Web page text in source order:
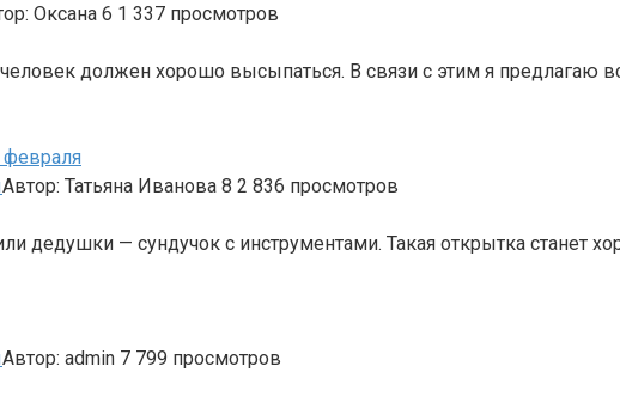
Оксана 6 1 337 просмотров
должен хорошо высыпаться. В связи с этим я предлагаю
Автор: Татьяна Иванова 8 2 836 просмотров
дедушки — сундучок с инструментами. Такая открытка станет
Автор: admin 7 799 просмотров